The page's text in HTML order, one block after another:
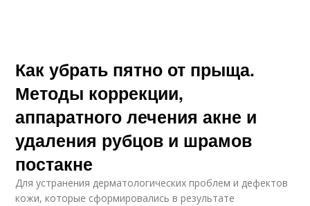
Как убрать пятно от прыща.
Методы коррекции,
аппаратного лечения акне и
удаления рубцов и шрамов
постакне
Для устранения дерматологических проблем и дефектов
кожи, которые сформировались в результате